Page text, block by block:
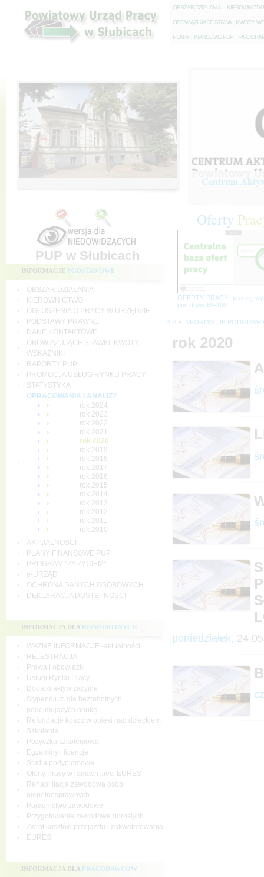
OBSZAR DZIAŁANIA K
OBOWIĄZUJĄCE STAWKI, KWOTY,
PLANY FINANSOWE PUP P
Centrum
PUP w Słubicach
INFORMACJE PODSTAWOWE
OBSZAR DZIAŁANIA
KIEROWNICTWO
OGŁOSZENIA O PRACY W URZĘDZIE
PODSTAWY PRAWNE
DANE KONTAKTOWE
OBOWIĄZUJĄCE STAWKI, KWOTY,
WSKAŹNIKI
RAPORTY PUP
PROMOCJA USŁUG RYNKU PRACY
STATYSTYKA
OPRACOWANIA I ANALIZY
rok 2024
rok 2023
rok 2022
rok 2021
rok 2020
rok 2019
rok 2018
rok 2017
rok 2016
rok 2015
rok 2014
rok 2013
rok 2012
rok 2011
rok 2010
AKTUALNOŚCI
PLANY FINANSOWE PUP
PROGRAM "ZA ŻYCIEM"
e-URZĄD
OCHRONA DANYCH OSOBOWYCH
DEKLARACJA DOSTĘPNOŚCI
INFORMACJA DLA BEZROBOTNYCH
WAŻNE INFORMACJE -aktualności
REJESTRACJA
Prawa i obowiązki
Usługi Rynku Pracy
Dodatki aktywizacyjne
Stypendium dla bezrobotnych
podejmujących naukę
Refundacje kosztów opieki nad dzieckiem
Szkolenia
Pożyczka szkoleniowa
Egzaminy i licencje
Studia podyplomowe
Oferty Pracy w ramach sieci EURES
Rehabilitacja zawodowa osób
niepełnosprawnych
Poradnictwo zawodowe
Przygotowanie zawodowe dorosłych
Zwrot kosztów przejazdu i zakwaterowania
EURES
INFORMACJA DLA PRACODAWCÓW
Oferty
OFERTY PRACY -proszę
pocztowy 69-100
BIP » INFORMACJE
rok 2020
poniedziałek,